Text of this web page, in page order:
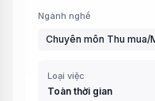
Ngành nghề
Chuyên môn Thu mua/
Loại việc
Toàn thời gian